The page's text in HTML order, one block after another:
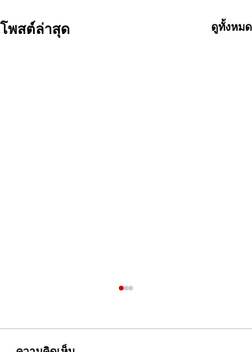
โพสต์ล่าสุด ดูทั้งหมด